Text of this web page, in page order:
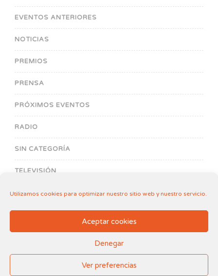
Utilizamos cookies para optimizar nuestro sitio web y nuestro servicio.
Aceptar cookies
Denegar
Ver preferencias
EVENTOS ANTERIORES
NOTICIAS
PREMIOS
PRENSA
PRÓXIMOS EVENTOS
RADIO
SIN CATEGORÍA
TELEVISIÓN
Aviso legal.Política de Cookies
2018-2026© Fundación Filia de Amparo al Menor